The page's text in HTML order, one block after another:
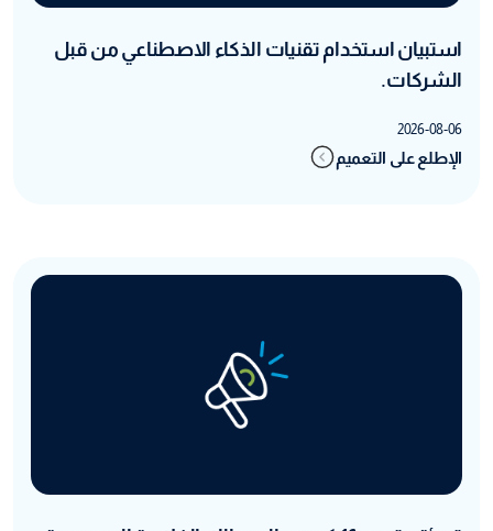
استبيان استخدام تقنيات الذكاء الاصطناعي من قبل
الشركات.
2026-08-06
الإطلع على التعميم